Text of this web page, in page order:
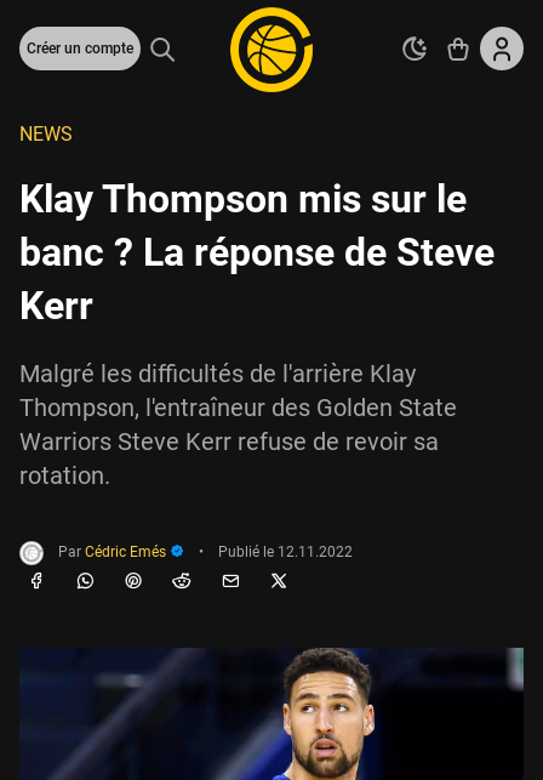
Créer un compte
NEWS
Klay Thompson mis sur le
banc ? La réponse de Steve
Kerr
Malgré les difficultés de l'arrière Klay
Thompson, l'entraîneur des Golden State
Warriors Steve Kerr refuse de revoir sa
rotation.
Par Cédric Emés • Publié le 12.11.2022